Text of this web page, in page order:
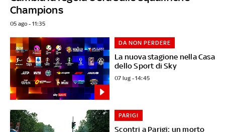
Champions
05 ago - 11:35
La nuova stagione nella Casa
dello Sport di Sky
DA NON PERDERE
07 lug - 14:45
Scontri a Parigi: un morto
PARIGI